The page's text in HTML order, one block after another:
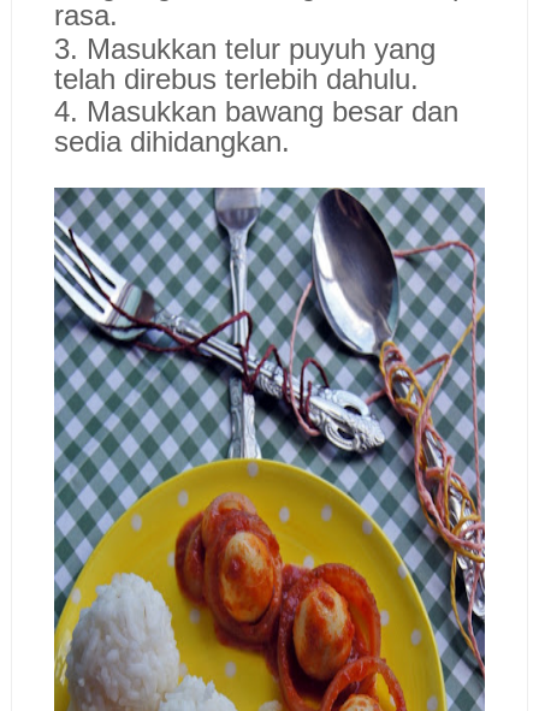
rasa.
3. Masukkan telur puyuh yang
telah direbus terlebih dahulu.
4. Masukkan bawang besar dan
sedia dihidangkan.